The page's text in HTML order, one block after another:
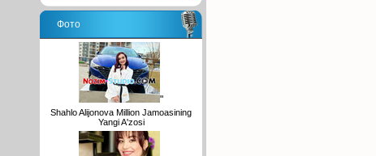
Фото
"
Shahlo Alijonova Million Jamoasining
Yangi A'zosi